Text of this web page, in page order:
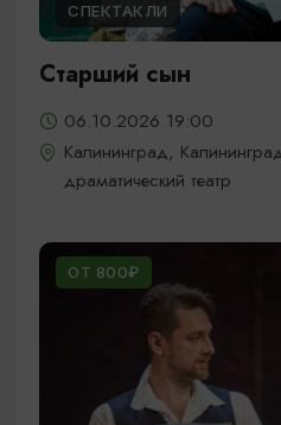
СПЕКТАКЛИ
Старший сын
06.10.2026 19:00
Калининград,
драматический театр
ОТ 800₽